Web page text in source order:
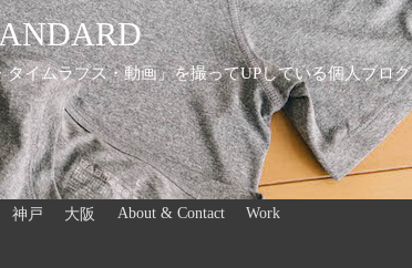
イムラプス・動画」を撮ってUPしている個人ブログ
神戸 大阪 About & Contact Work